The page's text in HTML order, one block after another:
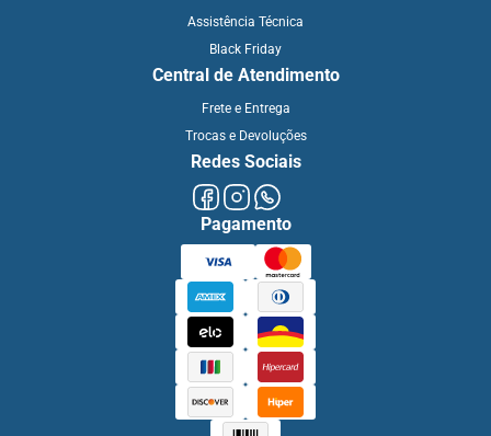
Assistência Técnica
Black Friday
Central de Atendimento
Frete e Entrega
Trocas e Devoluções
Redes Sociais
Pagamento